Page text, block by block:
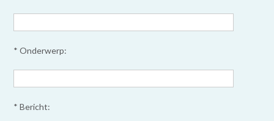
* Onderwerp:
* Bericht: